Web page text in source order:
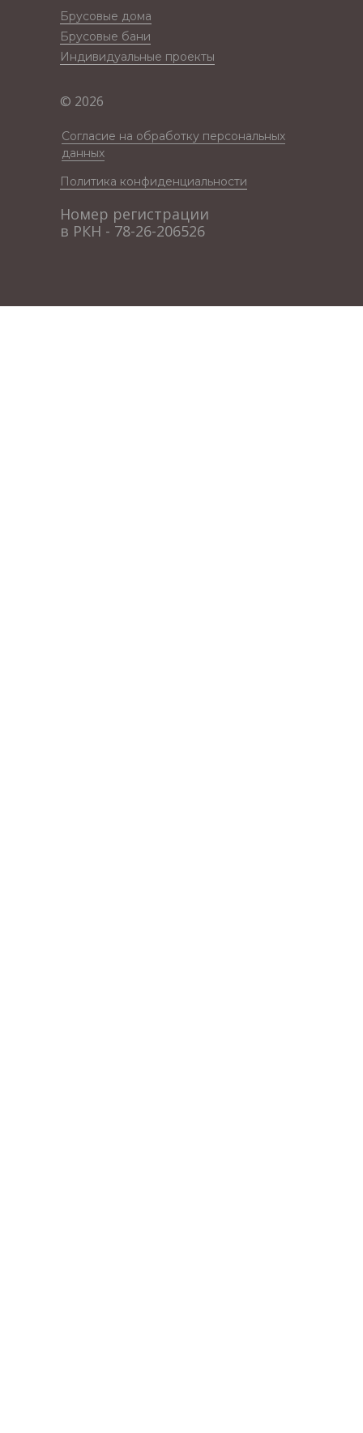
Брусовые дома
Брусовые бани
© 2026
Согласие на обработку персональных
данных
Политика конфиденциальности
Индивидуальные проекты
Номер регистрации
в РКН - 78-26-206526